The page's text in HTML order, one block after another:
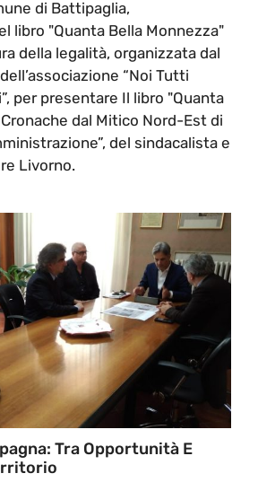
di Battipaglia,
libro "Quanta Bella Monnezza"
della legalità, organizzata dal
“Noi Tutti
per presentare Il libro "Quanta
dal Mitico Nord-Est di
del sindacalista e
Livorno.
Tra Opportunità E